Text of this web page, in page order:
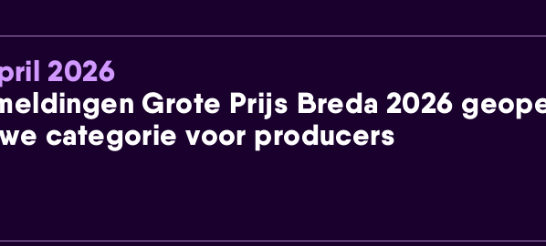
2026
Grote Prijs Breda 2026
categorie voor producers